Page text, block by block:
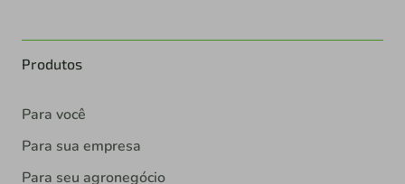
Produtos
Para você
Para sua empresa
Para seu agronegócio